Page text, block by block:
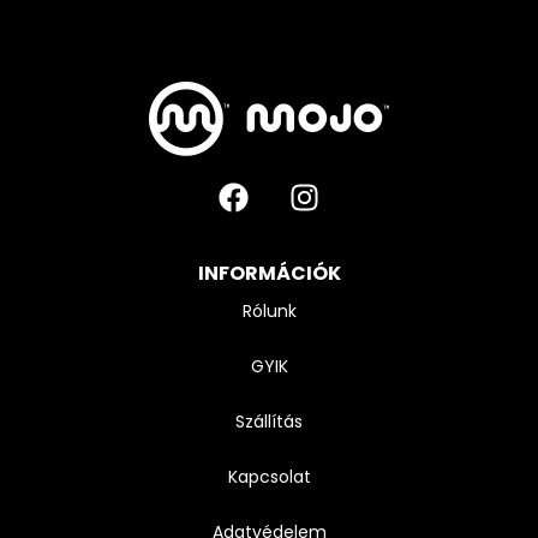
INFORMÁCIÓK
Rólunk
GYIK
Szállítás
Kapcsolat
Adatvédelem